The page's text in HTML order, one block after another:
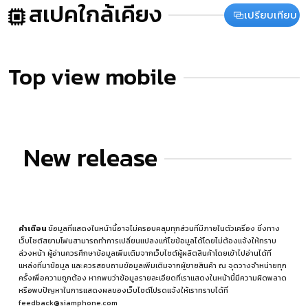
สเปคใกล้เคียง เปรียบเทียบ
Top view mobile
New release
คำเตือนข้อมูลที่แสดงในหน้านี้อาจไม่ครอบคลุมทุกส่วนที่มีภายในตัวเครื่อง ซึ่งทาง
เว็บไซต์สยามโฟนสามารถทำการเปลี่ยนแปลงแก้ไขข้อมูลได้โดยไม่ต้องแจ้งให้ทราบ
ล่วงหน้า ผู้อ่านควรศึกษาข้อมูลเพิ่มเติมจากเว็บไซต์ผู้ผลิตสินค้าโดยเข้าไปอ่านได้ที่
แหล่งที่มาข้อมูล และควรสอบถามข้อมูลเพิ่มเติมจากผู้ขายสินค้า ณ จุดวางจำหน่ายทุก
ครั้งเพื่อความถูกต้อง หากพบว่าข้อมูลรายละเอียดที่เราแสดงในหน้านี้มีความผิดพลาด
หรือพบปัญหาในการแสดงผลของเว็บไซต์โปรดแจ้งให้เราทราบได้ที่
feedback@siamphone.com